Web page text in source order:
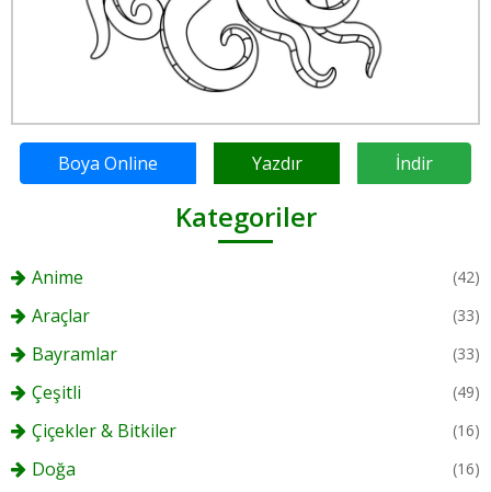
Boya Online Yazdır İndir
Kategoriler
Anime (42)
Araçlar (33)
Bayramlar (33)
Çeşitli (49)
Çiçekler & Bitkiler (16)
Doğa (16)